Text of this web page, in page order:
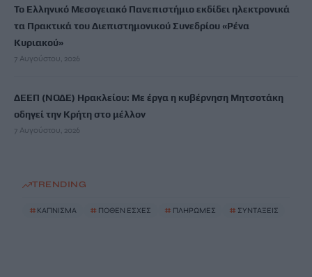
Το Ελληνικό Μεσογειακό Πανεπιστήμιο εκδίδει ηλεκτρονικά
τα Πρακτικά του Διεπιστημονικού Συνεδρίου «Ρένα
Κυριακού»
7 Αυγούστου, 2026
ΔΕΕΠ (ΝΟΔΕ) Ηρακλείου: Με έργα η κυβέρνηση Μητσοτάκη
οδηγεί την Κρήτη στο μέλλον
7 Αυγούστου, 2026
TRENDING
# ΚΑΠΝΙΣΜΑ # ΠΟΘΕΝ ΕΣΧΕΣ # ΠΛΗΡΩΜΕΣ # ΣΥΝΤΑΞΕΙΣ